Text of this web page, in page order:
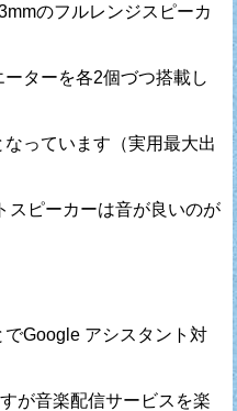
のフルレンジスピーカ
ターを各2個づつ搭載し
っています（実用最大出
スピーカーは音が良いのが
Google アシスタント対
が音楽配信サービスを楽